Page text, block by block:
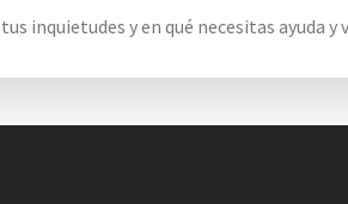
inquietudes y en qué necesitas ayuda